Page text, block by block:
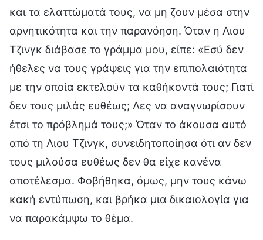
και τα ελαττώματά τους, να μη ζουν μέσα στην
αρνητικότητα και την παρανόηση. Όταν η Λιου
Τζινγκ διάβασε το γράμμα μου, είπε: «Εσύ δεν
ήθελες να τους γράψεις για την επιπολαιότητα
με την οποία εκτελούν τα καθήκοντά τους; Γιατί
δεν τους μιλάς ευθέως; Λες να αναγνωρίσουν
έτσι το πρόβλημά τους;» Όταν το άκουσα αυτό
από τη Λιου Τζινγκ, συνειδητοποίησα ότι αν δεν
τους μιλούσα ευθέως δεν θα είχε κανένα
αποτέλεσμα. Φοβήθηκα, όμως, μην τους κάνω
κακή εντύπωση, και βρήκα μια δικαιολογία για
να παρακάμψω το θέμα.